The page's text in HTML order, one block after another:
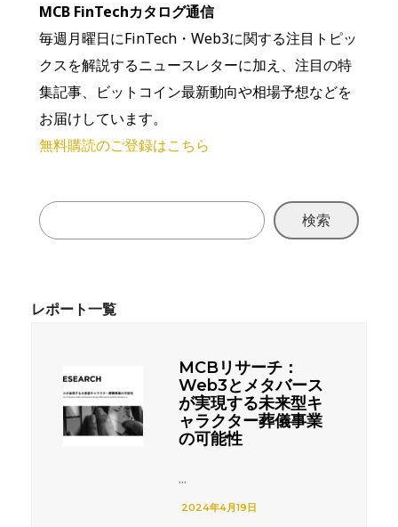
MCB FinTechカタログ通信
毎週月曜日にFinTech・Web3に関する注目トピッ
クスを解説するニュースレターに加え、注目の特
集記事、ビットコイン最新動向や相場予想などを
お届けしています。
無料購読のご登録はこちら
検索
MCBリサーチ：
Web3とメタバース
が実現する未来型キ
ャラクター葬儀事業
の可能性
...
2024年4月19日